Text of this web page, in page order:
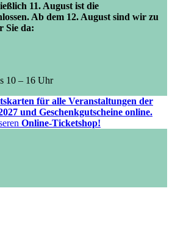
11. August ist die
Ab dem 12. August sind wir zu
Sie da:
10 – 16 Uhr
für alle Veranstaltungen der
und Geschenkgutscheine online.
Online-Ticketshop!